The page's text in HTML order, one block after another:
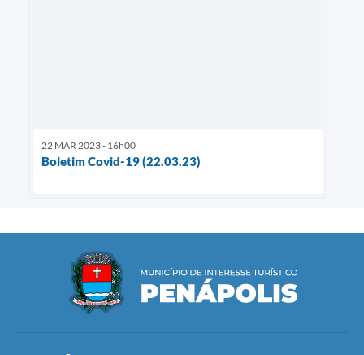
22 MAR 2023 - 16h00
Boletim Covid-19 (22.03.23)